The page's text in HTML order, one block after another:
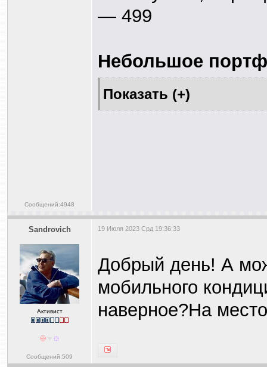
Сообщений:4948
— 499
Небольшое
Sandrovich
Активист
Сообщений:509
19 Июля 2023 Срд 19:36:33
Добрый день! А
мобильного
наверное?На